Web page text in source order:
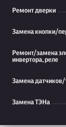
Ремонт дверки
Замена кнопки/
Ремонт/замена
инвертора, реле
Замена
Замена ТЭНа